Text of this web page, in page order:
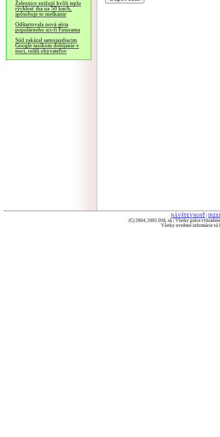
Železnice znižujú kvôli teplu
rýchlosť iba na 50 km/h,
spôsobuje to meškanie
Odštartovala nová séria
populárneho sci-fi Futurama
Súd zakázal samojazdiacim
Google taxíkom dobíjanie v
noci, rušili obyvateľov
NÁVŠTEVNOSŤ
(C) 2004, 2005 DSL.sk | Všetky práva
Všetky uvedené informácie sú